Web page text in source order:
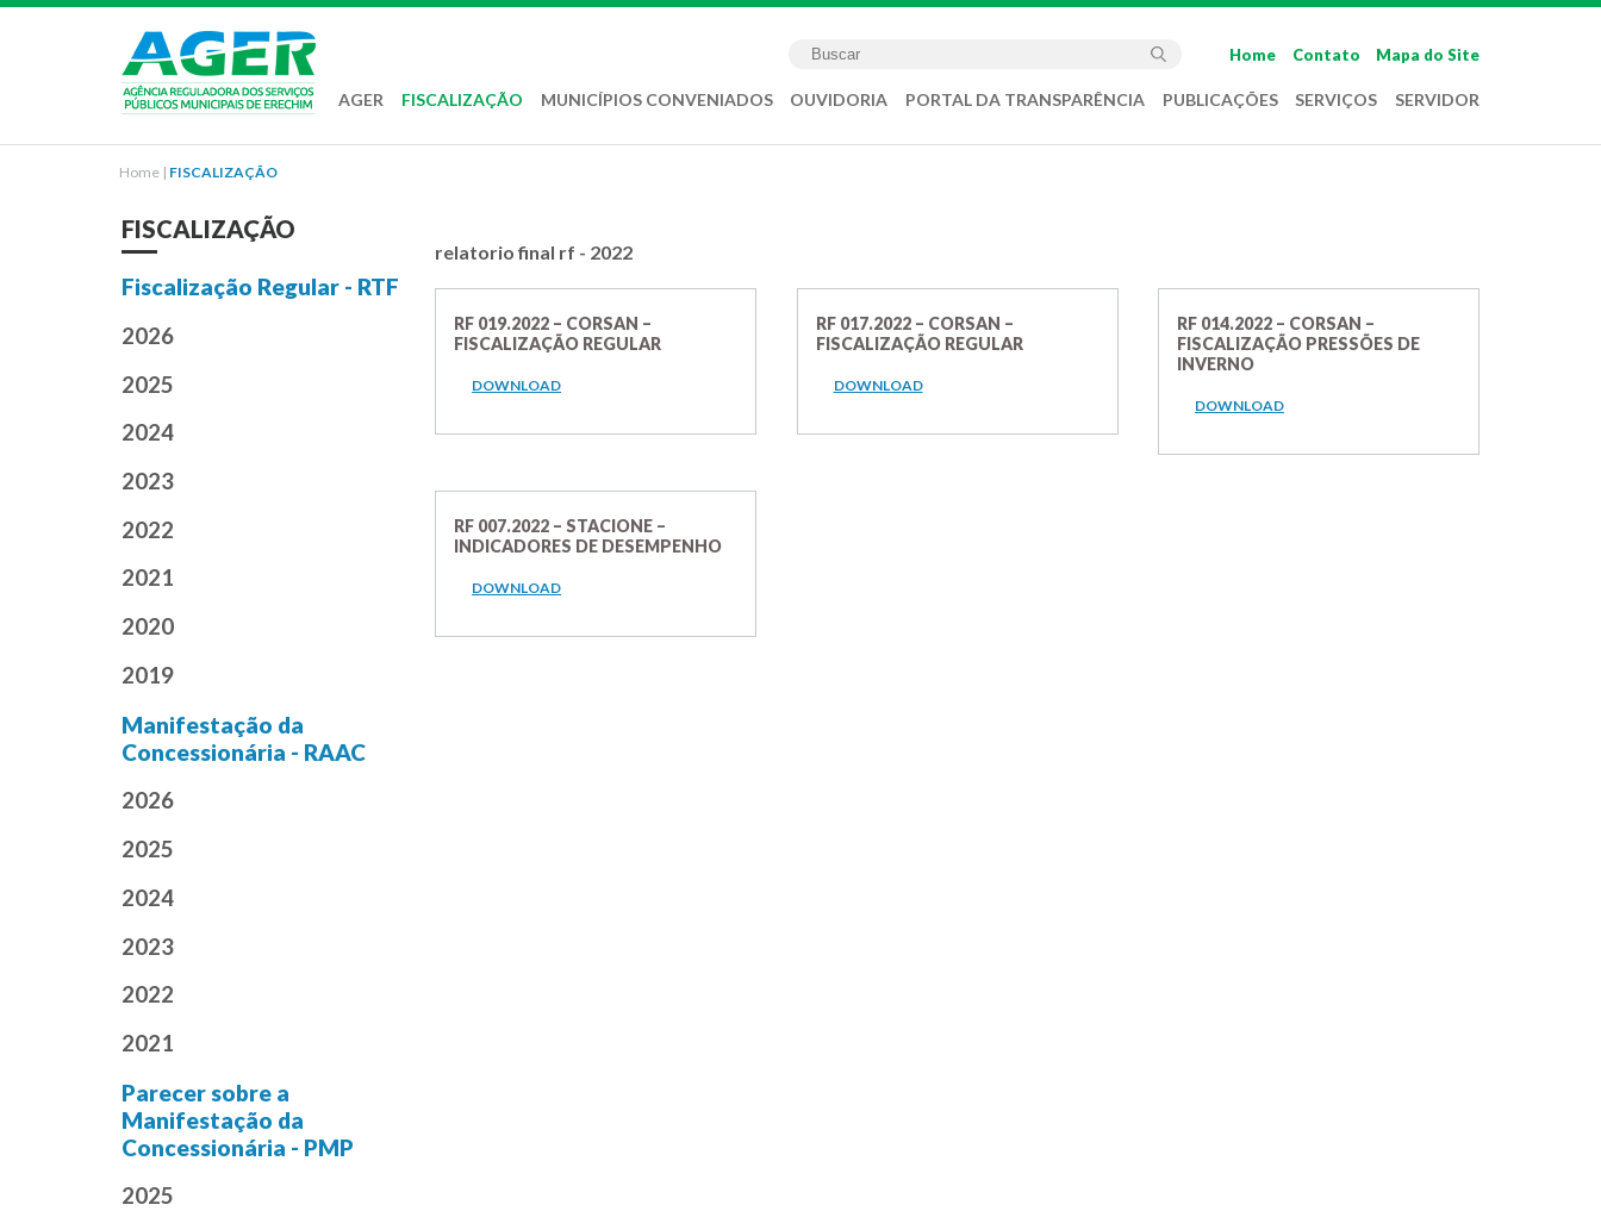
Home Contato Mapa do Site
AGER FISCALIZAÇÃO MUNICÍPIOS CONVENIADOS OUVIDORIA PORTAL DA TRANSPARÊNCIA PUBLICAÇÕES SERVIÇOS SERVIDOR
Home| FISCALIZAÇÃO
FISCALIZAÇÃO
Fiscalização Regular - RTF
2026
2025
2024
2023
2022
2021
2020
2019
Manifestação da
Concessionária - RAAC
2026
2025
2024
2023
2022
2021
Parecer sobre a
Manifestação da
Concessionária - PMP
2025
relatorio final rf - 2022
RF 019.2022 – CORSAN –
FISCALIZAÇÃO REGULAR
DOWNLOAD
RF 017.2022 – CORSAN –
FISCALIZAÇÃO REGULAR
DOWNLOAD
RF 014.2022 – CORSAN –
FISCALIZAÇÃO PRESSÕES DE
INVERNO
DOWNLOAD
RF 007.2022 – STACIONE –
INDICADORES DE DESEMPENHO
DOWNLOAD